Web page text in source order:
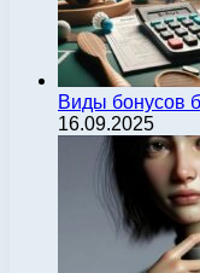
Виды бонусов
16.09.2025